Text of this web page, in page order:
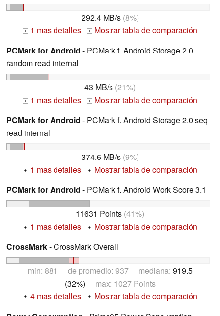
292.4 MB/s(8%)
+ 1 mas detalles +
Mostrar tabla de comparación
PCMark for Android - PCMark f. Android Storage 2.0
random read internal
43 MB/s (21%)
+ 1 mas detalles +
Mostrar tabla de comparación
PCMark for Android - PCMark f. Android Storage 2.0 seq
read internal
374.6 MB/s(9%)
+ 1 mas detalles +
Mostrar tabla de comparación
PCMark for Android - PCMark f. Android Work Score 3.1
11631 Points (41%)
+ 1 mas detalles +
Mostrar tabla de comparación
CrossMark- CrossMark Overall
min: 881 de promedio: 937 mediana: 919.5
(32%) max: 1027 Points
+ 4 mas detalles +
Mostrar tabla de comparación